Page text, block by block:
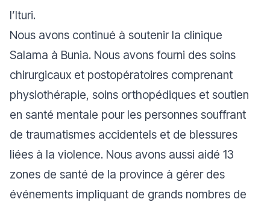
l’Ituri.
Nous avons continué à soutenir la clinique
Salama à Bunia. Nous avons fourni des soins
chirurgicaux et postopératoires comprenant
physiothérapie, soins orthopédiques et soutien
en santé mentale pour les personnes souffrant
de traumatismes accidentels et de blessures
liées à la violence. Nous avons aussi aidé 13
zones de santé de la province à gérer des
événements impliquant de grands nombres de